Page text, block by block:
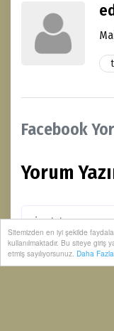
Sitemizden en iyi şekilde
kullanılmaktadır. Bu siteye giriş
etmiş sayılıyorsunuz. Daha
Facebook
Yorum